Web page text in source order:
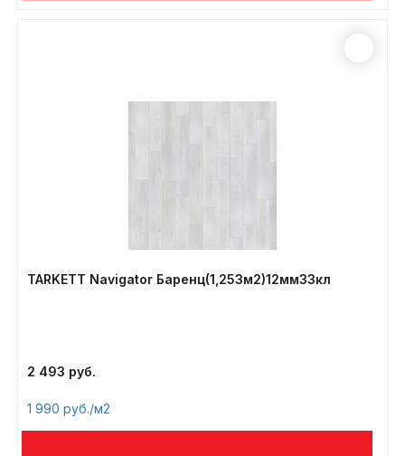
TARKETT Navigator Баренц(1,253м2)12мм33кл
2 493
1 990 /м2